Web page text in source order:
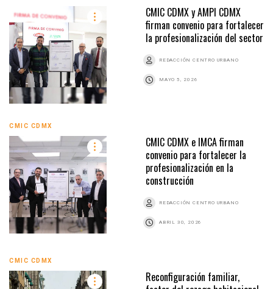
CMIC CDMX y AMPI CDMX
firman convenio para fortalecer
la profesionalización del sector
REDACCIÓN CENTRO URBANO
MAYO 5, 2026
CMIC CDMX
CMIC CDMX e IMCA firman
convenio para fortalecer la
profesionalización en la
construcción
REDACCIÓN CENTRO URBANO
ABRIL 30, 2026
CMIC CDMX
Reconfiguración familiar,